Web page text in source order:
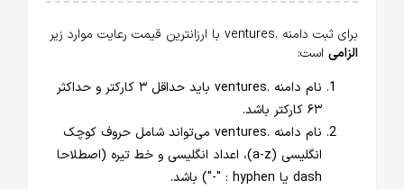
برای ثبت دامنه .ventures با ارزانترین قیمت رعایت موارد زیر
الزامی است:
نام دامنه .ventures باید حداقل ۳ کارکتر و حداکثر
۶۳ کارکتر باشد.
نام دامنه .ventures می‌تواند شامل حروف کوچک
انگلیسی (a-z)، اعداد انگلیسی و خط تیره (اصطلاحا
dash یا hyphen : "-") باشد.